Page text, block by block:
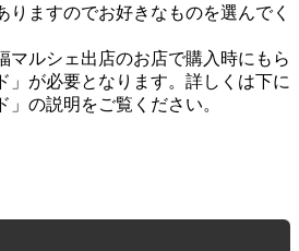
りますのでお好きなものを選んでく
マルシェ出店のお店で購入時にもら
」が必要となります。詳しくは下に
の説明をご覧ください。